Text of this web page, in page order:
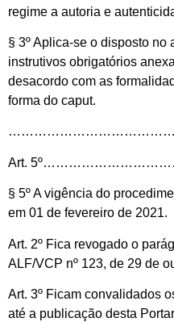
regime a autoria e
§ 3º Aplica-se o disposto no
instrutivos obrigatórios
desacordo com as
forma do caput.
Art.
§ 5º A vigência do
em 01 de fevereiro de 2021.
Art. 2º Fica revogado o
ALF/VCP nº 123, de 29 de
Art. 3º Ficam convalidados
até a publicação desta